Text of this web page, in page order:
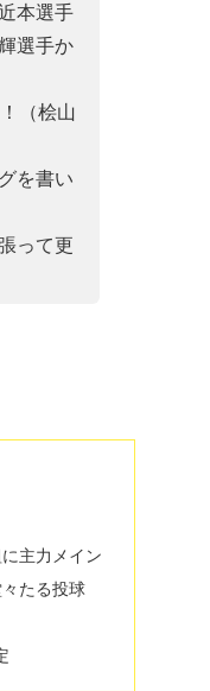
本選手
選手か
（桧山
を書い
って更
主力メイン
たる投球